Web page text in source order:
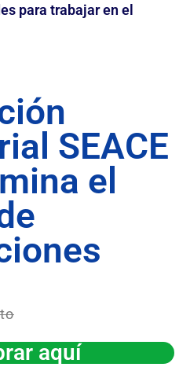
para trabajar en el
SEACE
el
aquí